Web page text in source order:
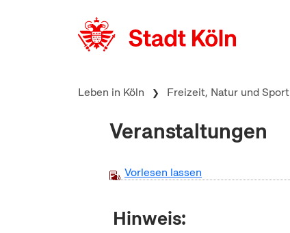
Leben in Köln Freizeit, Natur und Sport
Veranstaltungen
Vorlesen lassen
Hinweis: